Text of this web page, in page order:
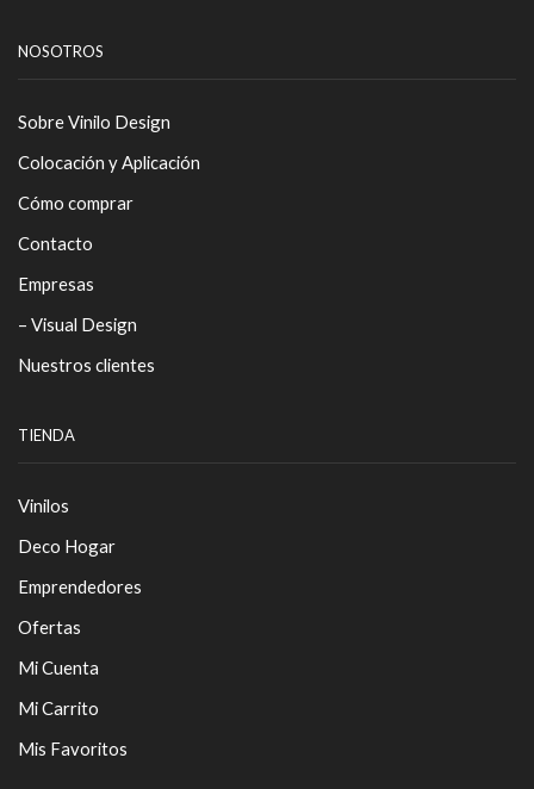
NOSOTROS
Sobre Vinilo Design
Colocación y Aplicación
Cómo comprar
Contacto
Empresas
– Visual Design
Nuestros clientes
TIENDA
Vinilos
Deco Hogar
Emprendedores
Ofertas
Mi Cuenta
Mi Carrito
Mis Favoritos